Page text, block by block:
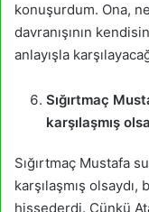
konuşurdum. Ona,
davranışının
anlayışla
Sığırtmaç
karşılaşmış
Sığırtmaç Mustafa
karşılaşmış
hissederdi. Çünkü